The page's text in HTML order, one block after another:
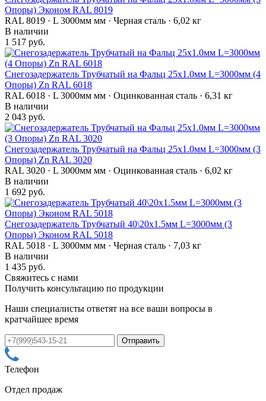
Опоры) Эконом RAL 8019
RAL 8019 · L 3000мм мм · Черная сталь · 6,02 кг
В наличии
1 517 руб.
Снегозадержатель Трубчатый на Фальц 25х1.0мм L=3000мм (4
Опоры) Zn RAL 6018
RAL 6018 · L 3000мм мм · Оцинкованная сталь · 6,31 кг
В наличии
2 043 руб.
Снегозадержатель Трубчатый на Фальц 25х1.0мм L=3000мм (3
Опоры) Zn RAL 3020
RAL 3020 · L 3000мм мм · Оцинкованная сталь · 6,02 кг
В наличии
1 692 руб.
Снегозадержатель Трубчатый 40\20х1.5мм L=3000мм (3
Опоры) Эконом RAL 5018
RAL 5018 · L 3000мм мм · Черная сталь · 7,03 кг
В наличии
1 435 руб.
Свяжитесь с нами
Получить консультацию по продукции
Наши специалисты ответят на все ваши вопросы в
кратчайшее время
Телефон
Отдел продаж